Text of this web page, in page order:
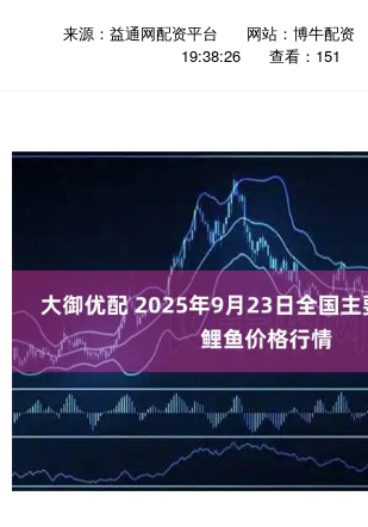
来源：益通网配资平台 网站：博牛配资
19:38:26
查看：151